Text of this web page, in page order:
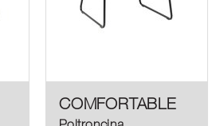
COMFORTABLE